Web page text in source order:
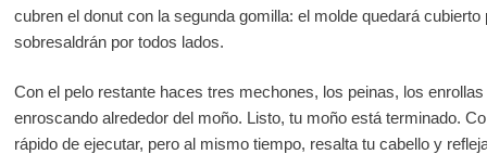
cubren el donut con la segunda gomilla: el molde quedará
sobresaldrán por todos lados.
Con el pelo restante haces tres mechones, los peinas, los
enroscando alrededor del moño. Listo, tu moño está terminado.
rápido de ejecutar, pero al mismo tiempo, resalta tu cabello y